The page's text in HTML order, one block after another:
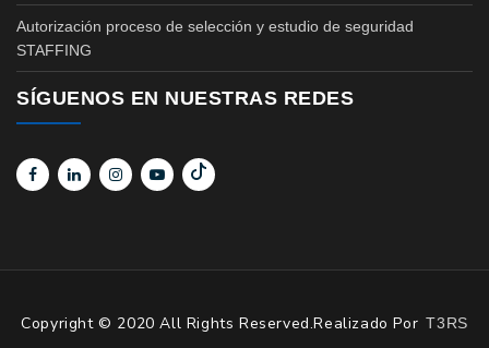
Autorización proceso de selección y estudio de seguridad
STAFFING
SÍGUENOS EN NUESTRAS REDES
Copyright © 2020 All Rights Reserved.Realizado Por T3RS